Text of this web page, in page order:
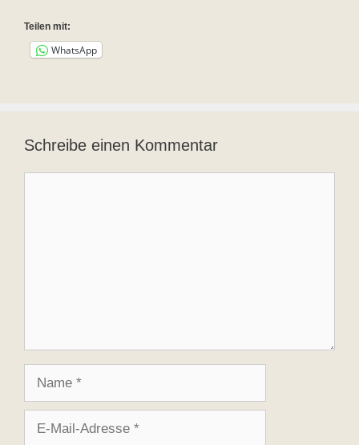
Teilen mit:
WhatsApp
Schreibe einen Kommentar